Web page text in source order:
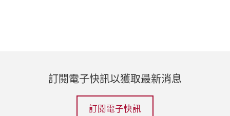
訂閱電子快訊以獲取最新消息
訂閱電子快訊